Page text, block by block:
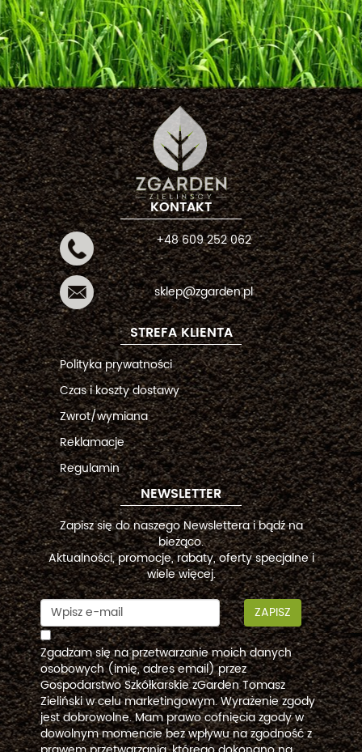
KONTAKT
+48 609 252 062
sklep@zgarden.pl
STREFA KLIENTA
Polityka prywatności
Czas i koszty dostawy
Zwrot/wymiana
Reklamacje
Regulamin
NEWSLETTER
Zapisz się do naszego Newslettera i bądź na
bieżąco.
Aktualności, promocje, rabaty, oferty specjalne i
wiele więcej.
ZAPISZ
Zgadzam się na przetwarzanie moich danych
osobowych (imię, adres email) przez
Gospodarstwo Szkółkarskie zGarden Tomasz
Zieliński w celu marketingowym. Wyrażenie zgody
jest dobrowolne. Mam prawo cofnięcia zgody w
dowolnym momencie bez wpływu na zgodność z